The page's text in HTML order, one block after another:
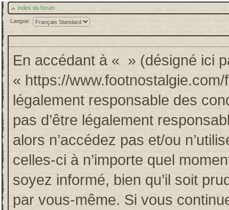
Index du forum
Langue:
En accédant à « » (désigné ici
« https://
légalement responsable des
pas d’être légalement
alors n’accédez pas et/ou
celles-ci à n’importe quel
soyez informé, bien qu’il soit
par vous-même. Si vous